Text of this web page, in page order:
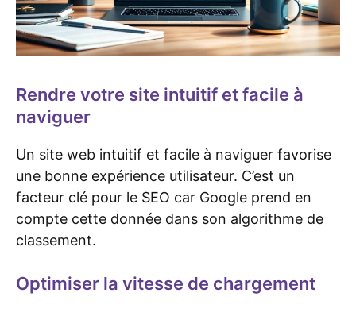
Rendre votre site intuitif et facile à
naviguer
Un site web intuitif et facile à naviguer favorise
une bonne expérience utilisateur. C’est un
facteur clé pour le SEO car Google prend en
compte cette donnée dans son algorithme de
classement.
Optimiser la vitesse de chargement